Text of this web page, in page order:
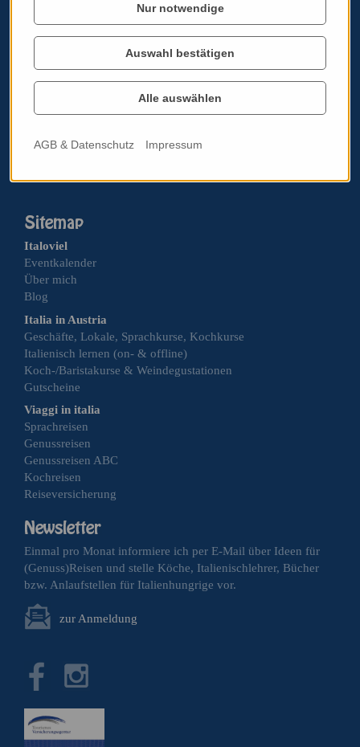
3400 Klosterneuburg
AGB & Datenschutz
Standardinformationsplatz PRG
Italoviel
Eventkalender
Über mich
Blog
Italia in Austria
Geschäfte, Lokale, Sprachkurse, Kochkurse
Italienisch lernen (on- & offline)
Koch-/Baristakurse & Weindegustationen
Gutscheine
Viaggi in italia
Sprachreisen
Genussreisen
Genussreisen ABC
Kochreisen
Reiseversicherung
Einmal pro Monat informiere ich per E-Mail über Ideen für
(Genuss)Reisen und stelle Köche, Italienischlehrer, Bücher
bzw. Anlaufstellen für Italienhungrige vor.
zur Anmeldung
Nur notwendige
Auswahl bestätigen
Alle auswählen
AGB & Datenschutz Impressum